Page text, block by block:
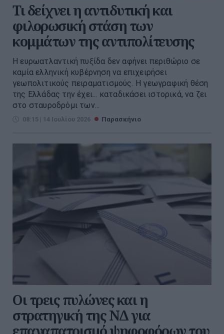
Τι δείχνει η αντιδυτική και
φιλορωσική στάση των
κομμάτων της αντιπολίτευσης
Η ευρωατλαντική πυξίδα δεν αφήνει περιθώριο σε
καμία ελληνική κυβέρνηση να επιχειρήσει
γεωπολιτικούς πειραματισμούς. Η γεωγραφική θέση
της Ελλάδας την έχει... καταδικάσει ιστορικά, να ζει
στο σταυροδρόμι των...
08:15 | 14 Ιουλίου 2026 Παρασκήνιο
Οι τρεις πυλώνες και η
στρατηγική της ΝΔ για